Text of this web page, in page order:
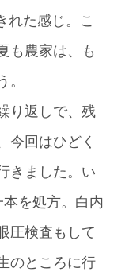
れた感じ。こ
も農家は、も
り返しで、残
今回はひどく
きました。い
を処方。白内
圧検査もして
のところに行